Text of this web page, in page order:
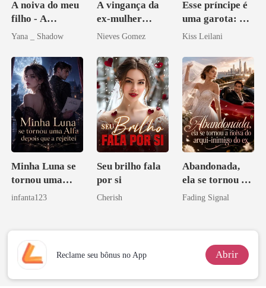
A noiva do meu
filho - A
Redenção do
Yana _ Shadow
A vingança da
ex-mulher
curvilínea
Nieves Gomez
Esse príncipe é
uma garota: A
companheira
maligno
Kiss Leilani
Minha Luna se
tornou uma
Alfa depois que
infanta123
Seu brilho fala
por si
Cherish
Abandonada,
ela se tornou a
noiva do arqui-
Fading Signal
Reclame seu bônus no App Abrir